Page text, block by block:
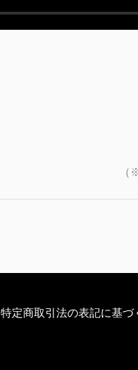
特定商取引法の表記に基づ